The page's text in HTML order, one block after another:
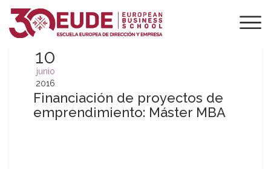
10
junio
2016
Financiación de proyectos de
emprendimiento: Máster MBA